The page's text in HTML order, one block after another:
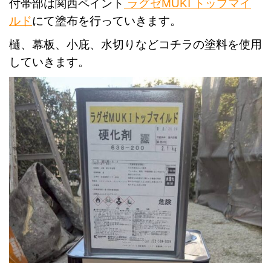
付帯部は関西ペイント ラグゼMUKI トップマイ
ルドにて塗布を行っていきます。
樋、幕板、小庇、水切りなどコチラの塗料を使用
していきます。